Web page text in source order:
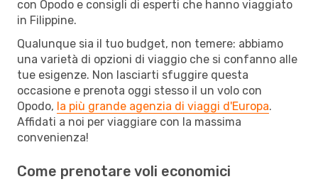
con Opodo e consigli di esperti che hanno viaggiato
in Filippine.
Qualunque sia il tuo budget, non temere: abbiamo
una varietà di opzioni di viaggio che si confanno alle
tue esigenze. Non lasciarti sfuggire questa
occasione e prenota oggi stesso il un volo con
Opodo, la più grande agenzia di viaggi d'Europa.
Affidati a noi per viaggiare con la massima
convenienza!
Come prenotare voli economici